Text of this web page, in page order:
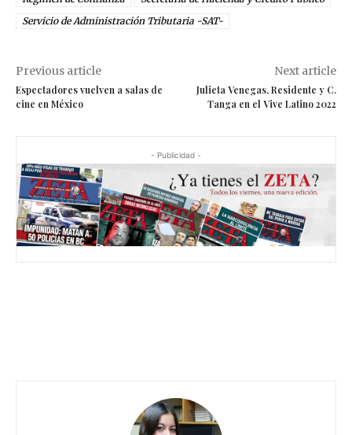
Servicio de Administración Tributaria -SAT-
Previous article
Espectadores vuelven a salas de
cine en México
Next article
Julieta Venegas, Residente y C.
Tanga en el Vive Latino 2022
- Publicidad -